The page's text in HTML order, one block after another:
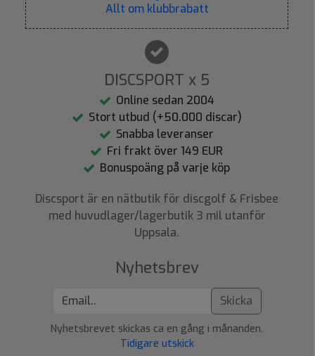
Allt om klubbrabatt
DISCSPORT x 5
Online sedan 2004
Stort utbud (+50.000 discar)
Snabba leveranser
Fri frakt över 149 EUR
Bonuspoäng på varje köp
Discsport är en nätbutik för discgolf & Frisbee
med huvudlager/lagerbutik 3 mil utanför
Uppsala.
Nyhetsbrev
Skicka
Nyhetsbrevet skickas ca en gång i månanden.
Tidigare utskick